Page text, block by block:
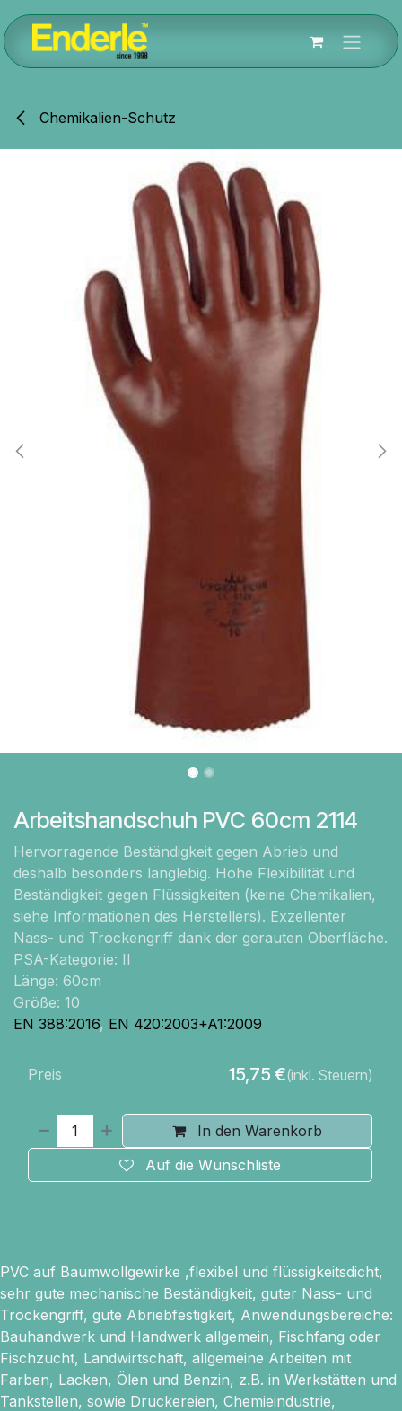
Zum Inhalt springen
Chemikalien-Schutz
Arbeitshandschuh PVC 60cm 2114
Hervorragende Beständigkeit gegen Abrieb und
deshalb besonders langlebig. Hohe Flexibilität und
Beständigkeit gegen Flüssigkeiten (keine Chemikalien,
siehe Informationen des Herstellers). Exzellenter
Nass- und Trockengriff dank der gerauten Oberfläche.
PSA-Kategorie: II
Länge: 60cm
Größe: 10
EN 388:2016, EN 420:2003+A1:2009
In den Warenkorb
Auf die Wunschliste
Preis 15,75 €(inkl. Steuern)
PVC auf Baumwollgewirke ,flexibel und flüssigkeitsdicht,
sehr gute mechanische Beständigkeit, guter Nass- und
Trockengriff, gute Abriebfestigkeit, Anwendungsbereiche:
Bauhandwerk und Handwerk allgemein, Fischfang oder
Fischzucht, Landwirtschaft, allgemeine Arbeiten mit
Farben, Lacken, Ölen und Benzin, z.B. in Werkstätten und
Tankstellen, sowie Druckereien, Chemieindustrie,